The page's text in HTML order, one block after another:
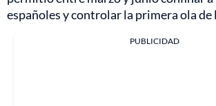
españoles y controlar la primera ola de
PUBLICIDAD